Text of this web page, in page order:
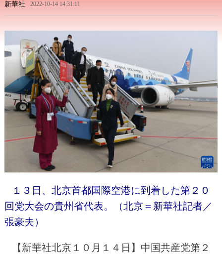
新華社 2022-10-14 14:31:11
１３日、北京首都国際空港に到着した第２０
回党大会の貴州省代表。（北京＝新華社記者／
張豪夫）
【新華社北京１０月１４日】中国共産党第２